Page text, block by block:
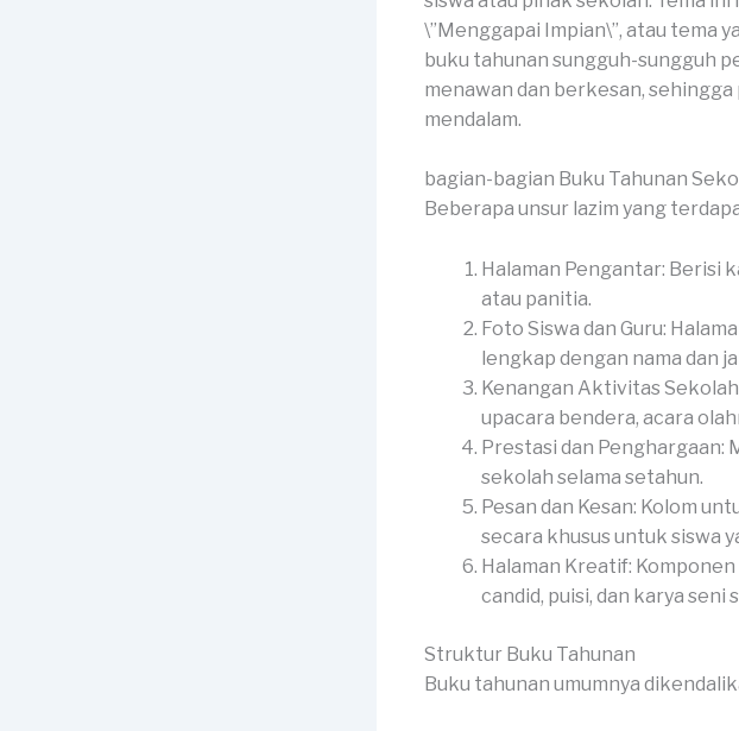
\”Menggapai Impian\”, atau tema
buku tahunan sungguh-sungguh
menawan dan berkesan,
mendalam.
bagian-bagian Buku Tahunan
Beberapa unsur lazim yang
Halaman Pengantar: Berisi
atau panitia.
Foto Siswa dan Guru:
lengkap dengan nama dan
Kenangan Aktivitas
upacara bendera, acara
Prestasi dan Penghargaan:
sekolah selama setahun.
Pesan dan Kesan: Kolom
secara khusus untuk siswa
Halaman Kreatif:
candid, puisi, dan karya seni
Struktur Buku Tahunan
Buku tahunan umumnya